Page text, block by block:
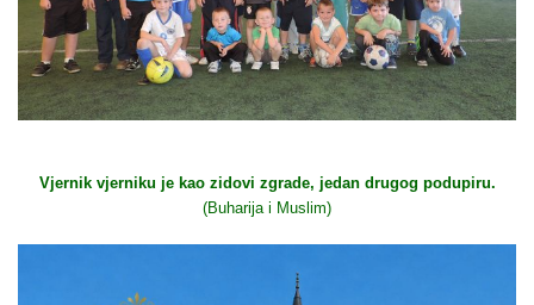
Vjernik vjerniku je kao zidovi zgrade, jedan drugog podupiru.
(Buharija i Muslim)